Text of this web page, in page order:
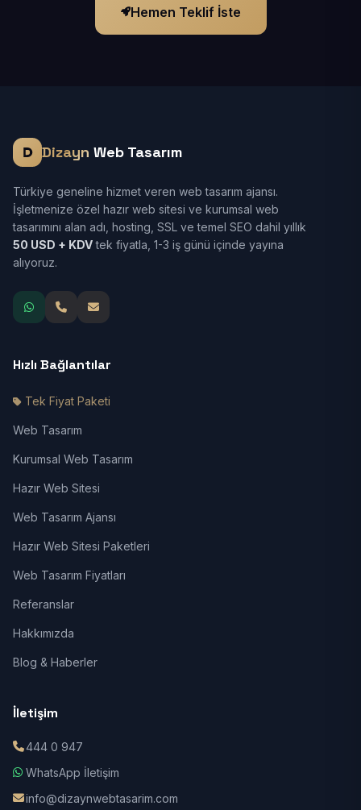
Hemen Teklif İste
Dizayn Web Tasarım
Türkiye geneline hizmet veren web tasarım ajansı.
İşletmenize özel hazır web sitesi ve kurumsal web
tasarımını alan adı, hosting, SSL ve temel SEO dahil yıllık
50 USD + KDVtek fiyatla, 1-3 iş günü içinde yayına
alıyoruz.
Hızlı Bağlantılar
Tek Fiyat Paketi
Web Tasarım
Kurumsal Web Tasarım
Hazır Web Sitesi
Web Tasarım Ajansı
Hazır Web Sitesi Paketleri
Web Tasarım Fiyatları
Referanslar
Hakkımızda
Blog & Haberler
İletişim
444 0 947
WhatsApp İletişim
info@dizaynwebtasarim.com